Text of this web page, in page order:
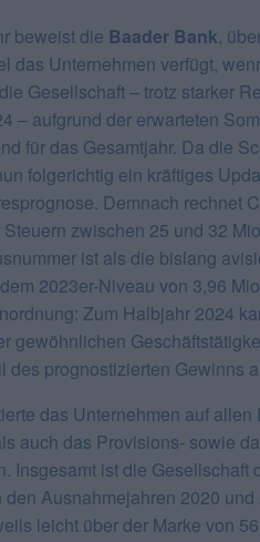
beweist die Baader Bank,
das Unternehmen verfügt,
Gesellschaft – trotz starker
– aufgrund der erwarteten
für das Gesamtjahr. Da die
folgerichtig ein kräftiges
Demnach rechnet
zwischen 25 und 32
ist als die bislang
2023er-Niveau von 3,96
Zum Halbjahr 2024
gewöhnlichen
des prognostizierten Gewinns
das Unternehmen auf
auch das Provisions- sowie
Insgesamt ist die Gesellschaft
den Ausnahmejahren 2020
leicht über der Marke von